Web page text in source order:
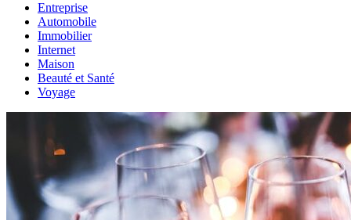
Entreprise
Automobile
Immobilier
Internet
Maison
Beauté et Santé
Voyage